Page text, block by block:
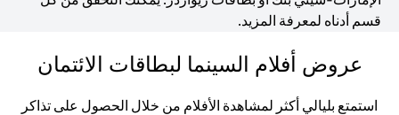
قسم أدناه لمعرفة المزيد.
عروض أفلام السينما لبطاقات الائتمان
استمتع بليالي أكثر لمشاهدة الأفلام من خلال الحصول على تذاكر